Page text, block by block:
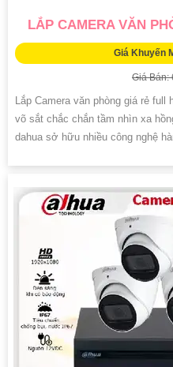
LẮP CAMERA VĂN
Giá Khuyến
Giá Bán:
Lắp Camera văn phòng giá rẻ
võ sắt chắc chắn tầm nhìn xa
dahua sở hữu nhiều công nghệ